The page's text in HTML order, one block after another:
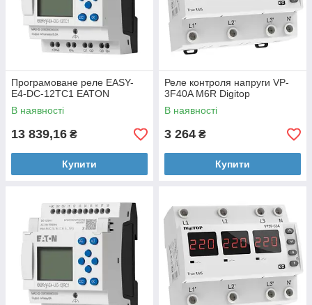
Програмоване реле EASY-
E4-DC-12TC1 EATON
В наявності
13 839,16 ₴
Купити
Реле контроля напруги VP-
3F40A M6R Digitop
В наявності
3 264 ₴
Купити